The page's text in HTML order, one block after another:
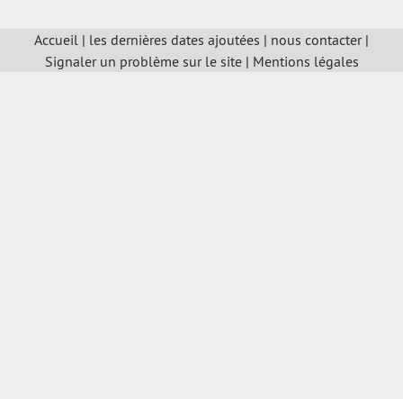
Accueil | les dernières dates ajoutées | nous contacter|
Signaler un problème sur le site| Mentions légales